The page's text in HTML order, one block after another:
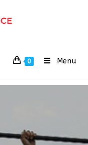
0 Menu